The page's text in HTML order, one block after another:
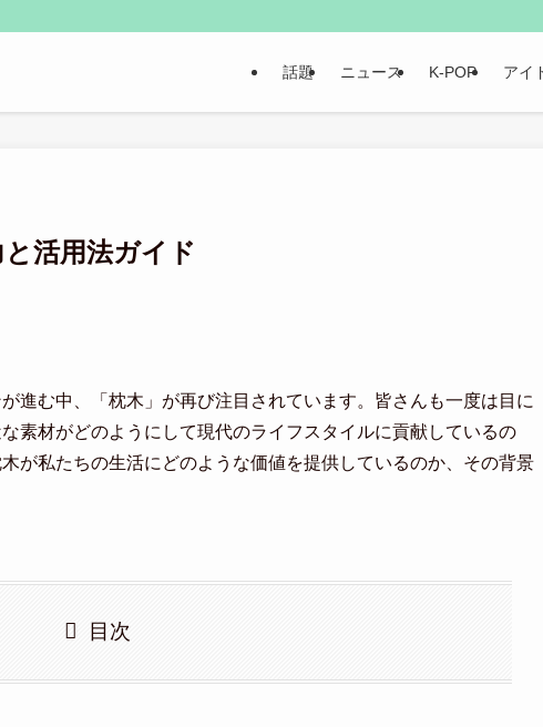
話題 ニュース K-POP アイ
活用法ガイド
進む中、「枕木」が再び注目されています。皆さんも一度は目に
素材がどのようにして現代のライフスタイルに貢献しているの
が私たちの生活にどのような価値を提供しているのか、その背景
目次